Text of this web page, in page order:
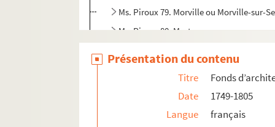
Ms. Piroux 79. Morville ou Morville-sur-
Ms. Piroux 80. Mortagne
Présentation du contenu
Titre
Fonds
Date
1749-1805
Langue
français